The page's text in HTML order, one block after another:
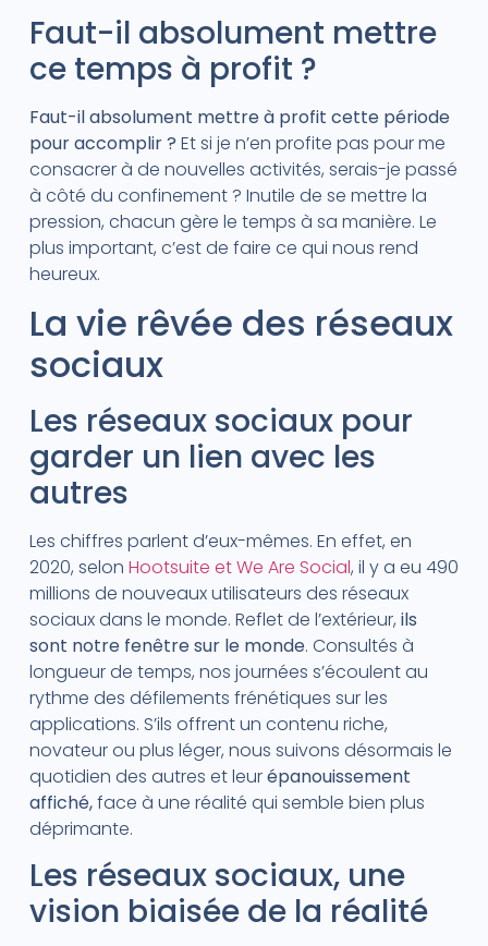
Faut-il absolument mettre
ce temps à profit ?
Faut-il absolument mettre à profit cette période
pour accomplir ? Et si je n’en profite pas pour me
consacrer à de nouvelles activités, serais-je passé
à côté du confinement ? Inutile de se mettre la
pression, chacun gère le temps à sa manière. Le
plus important, c’est de faire ce qui nous rend
heureux.
La vie rêvée des réseaux
sociaux
Les réseaux sociaux pour
garder un lien avec les
autres
Les chiffres parlent d’eux-mêmes. En effet, en
2020, selon Hootsuite et We Are Social, il y a eu 490
millions de nouveaux utilisateurs des réseaux
sociaux dans le monde. Reflet de l’extérieur, ils
sont notre fenêtre sur le monde. Consultés à
longueur de temps, nos journées s’écoulent au
rythme des défilements frénétiques sur les
applications. S’ils offrent un contenu riche,
novateur ou plus léger, nous suivons désormais le
quotidien des autres et leurépanouissement
affiché,face à une réalité qui semble bien plus
déprimante.
Les réseaux sociaux, une
vision biaisée de la réalité